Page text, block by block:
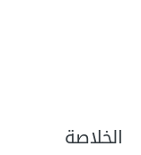
الخلاصة